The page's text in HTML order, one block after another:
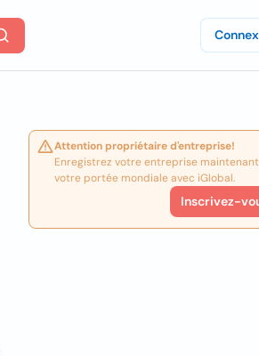
Attention propriétaire d'entreprise!
Enregistrez votre entreprise
votre portée mondiale avec iGlobal.
Inscrivez-